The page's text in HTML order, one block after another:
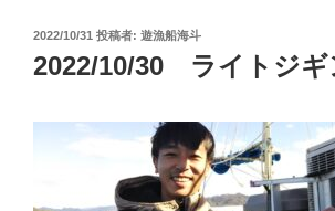
投
稿
日:
2022/10/31 投稿者: 遊漁船海斗
2022/10/30 ライトジギ